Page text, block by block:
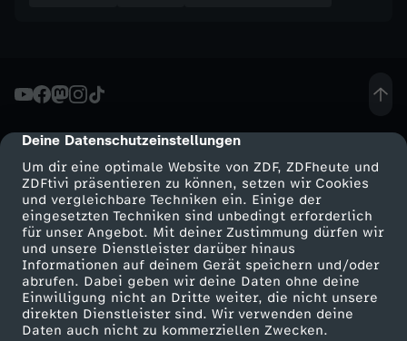
cmp-dialog-description
Deine Datenschutzeinstellungen
Um dir eine optimale Website von ZDF, ZDFheute und
ZDFtivi präsentieren zu können, setzen wir Cookies
und vergleichbare Techniken ein. Einige der
eingesetzten Techniken sind unbedingt erforderlich
für unser Angebot. Mit deiner Zustimmung dürfen wir
und unsere Dienstleister darüber hinaus
Informationen auf deinem Gerät speichern und/oder
abrufen. Dabei geben wir deine Daten ohne deine
Einwilligung nicht an Dritte weiter, die nicht unsere
direkten Dienstleister sind. Wir verwenden deine
Daten auch nicht zu kommerziellen Zwecken.
u
n
g
Mehr ZDF
ZDF-Apps
Smart TV
ZDFtext
Service
ZDFmitreden
Kontakt zum ZDF
Tickets